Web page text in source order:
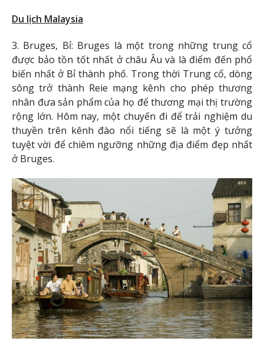
Du lịch Malaysia
3. Bruges, Bỉ: Bruges là một trong những trung cổ
được bảo tồn tốt nhất ở châu Âu và là điểm đến phổ
biến nhất ở Bỉ thành phố. Trong thời Trung cổ, dòng
sông trở thành Reie mạng kênh cho phép thương
nhân đưa sản phẩm của họ để thương mại thị trường
rộng lớn. Hôm nay, một chuyến đi để trải nghiệm du
thuyền trên kênh đào nổi tiếng sẽ là một ý tưởng
tuyệt vời để chiêm ngưỡng những địa điểm đẹp nhất
ở Bruges.